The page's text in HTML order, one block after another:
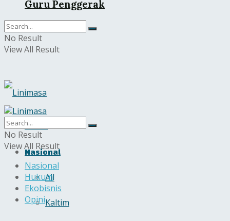
Guru Penggerak
No Result
View All Result
Home
Nasional
All
Kaltim
No Result
View All Result
Nasional
Hukum
Ekobisnis
Opini